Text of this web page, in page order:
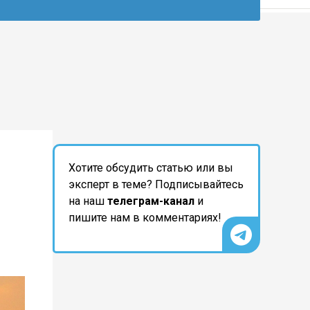
Хотите обсудить статью или вы
эксперт в теме? Подписывайтесь
на наш телеграм-канал и
пишите нам в комментариях!